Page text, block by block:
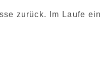
zurück. Im Laufe